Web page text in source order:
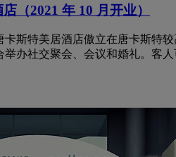
（2021 年 10 月开业）
斯特美居酒店傲立在唐卡斯特
办社交聚会、会议和婚礼。客